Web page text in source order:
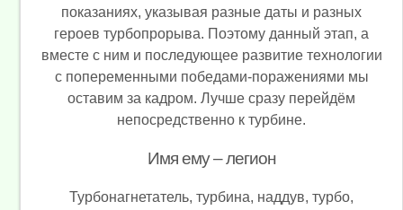
показаниях, указывая разные даты и разных
героев турбопрорыва. Поэтому данный этап, а
вместе с ним и последующее развитие технологии
с попеременными победами-поражениями мы
оставим за кадром. Лучше сразу перейдём
непосредственно к турбине.
Имя ему – легион
Турбонагнетатель, турбина, наддув, турбо,